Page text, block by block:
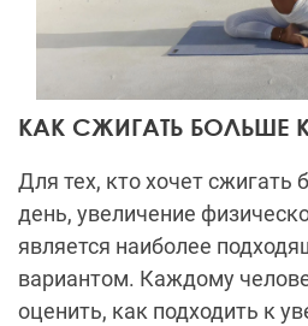
КАК СЖИГАТЬ БОЛЬШЕ
Для тех, кто хочет сжигать
день, увеличение
является наиболее
вариантом. Каждому
оценить, как подходить к